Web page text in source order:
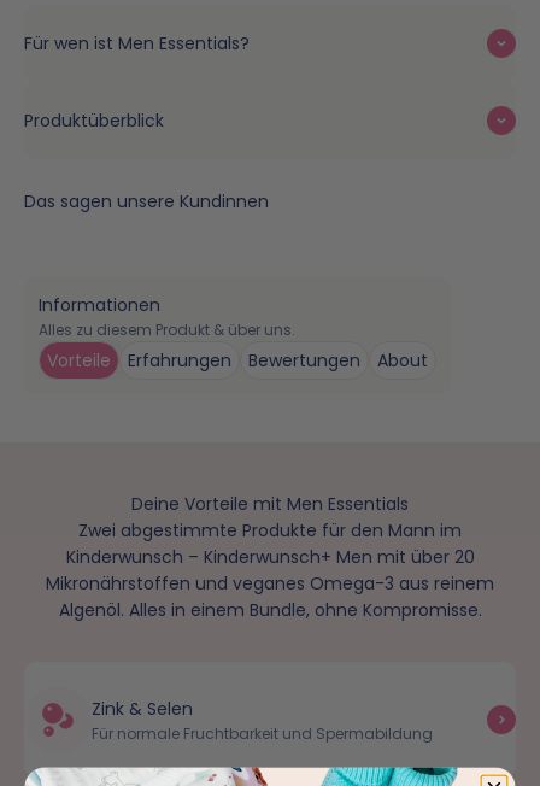
Für wen ist Men Essentials?
Produktüberblick
Das sagen unsere Kundinnen
Informationen
Alles zu diesem Produkt & über uns.
Vorteile Erfahrungen Bewertungen About
Deine Vorteile mit Men Essentials
Zwei abgestimmte Produkte für den Mann im
Kinderwunsch – Kinderwunsch+ Men mit über 20
Mikronährstoffen und veganes Omega-3 aus reinem
Algenöl. Alles in einem Bundle, ohne Kompromisse.
Zink & Selen
Für normale Fruchtbarkeit und Spermabildung